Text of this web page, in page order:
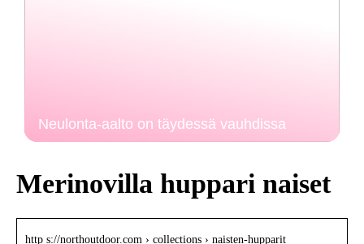
Neulonta-aalto on täydessä vauhdissa
Merinovilla huppari naiset
http s://northoutdoor.com › collections › naisten-hupparit